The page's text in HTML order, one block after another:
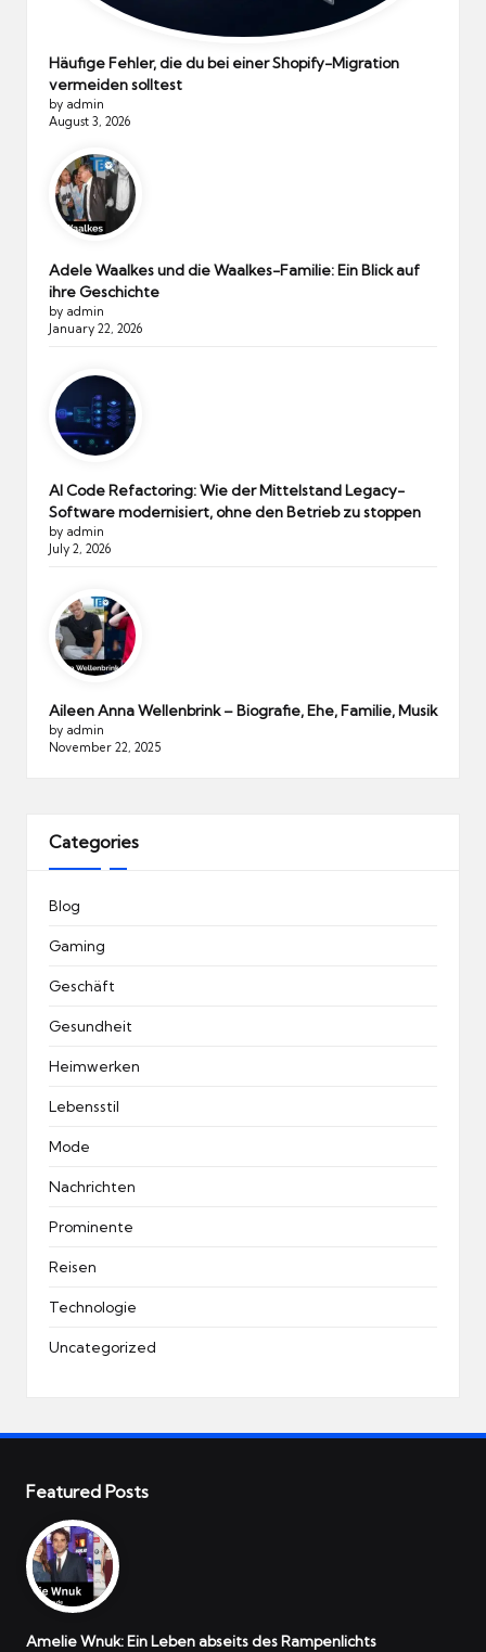
Häufige Fehler, die du bei einer Shopify-Migration
vermeiden solltest
by admin
August 3, 2026
Adele Waalkes und die Waalkes-Familie: Ein Blick auf
ihre Geschichte
by admin
January 22, 2026
AI Code Refactoring: Wie der Mittelstand Legacy-
Software modernisiert, ohne den Betrieb zu stoppen
by admin
July 2, 2026
Aileen Anna Wellenbrink – Biografie, Ehe, Familie, Musik
by admin
November 22, 2025
Categories
Blog
Gaming
Geschäft
Gesundheit
Heimwerken
Lebensstil
Mode
Nachrichten
Prominente
Reisen
Technologie
Uncategorized
Featured Posts
Amelie Wnuk: Ein Leben abseits des Rampenlichts